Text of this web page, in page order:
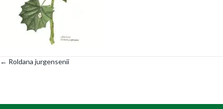
Posts
← Roldana jurgensenii